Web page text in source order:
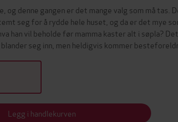
og denne gangen er det mange valg som må
seg for å rydde hele huset, og da er det mye
han vil beholde før mamma kaster alt i søpla?
seg inn, men heldigvis kommer
Legg i handlekurven